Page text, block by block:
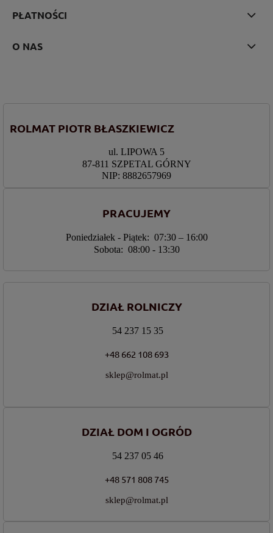
PŁATNOŚCI
O NAS
ROLMAT PIOTR BŁASZKIEWICZ
ul. LIPOWA 5
87-811 SZPETAL GÓRNY
NIP: 8882657969
PRACUJEMY
Poniedziałek - Piątek: 07:30 – 16:00
Sobota: 08:00 - 13:30
DZIAŁ ROLNICZY
54 237 15 35
+48 662 108 693
sklep@rolmat.pl
DZIAŁ DOM I OGRÓD
54 237 05 46
+48 571 808 745
sklep@rolmat.pl